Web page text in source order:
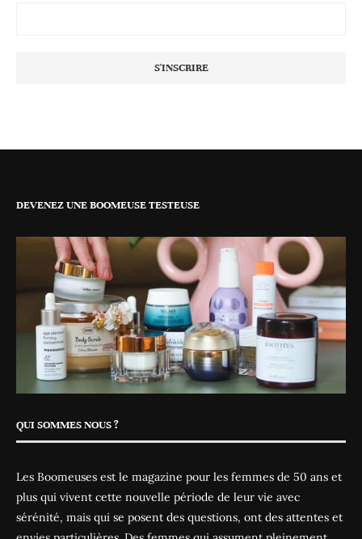
DEVENEZ UNE BOOMEUSE TESTEUSE
QUI SOMMES NOUS ?
Les Boomeuses est le magazine pour les femmes de 50 ans et
plus qui vivent cette nouvelle période de leur vie avec
sérénité, mais qui se posent des questions, ont des attentes et